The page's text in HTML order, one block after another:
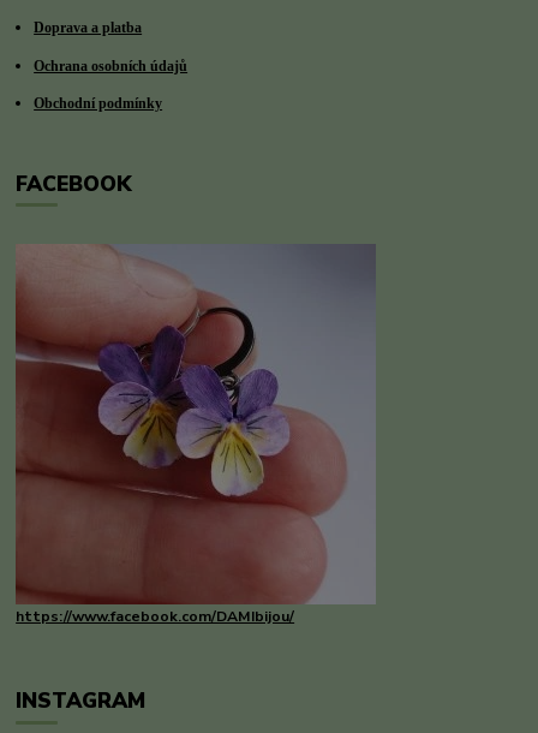
Doprava a platba
Ochrana osobních údajů
Obchodní podmínky
FACEBOOK
https://www.facebook.com/DAMIbijou/
INSTAGRAM